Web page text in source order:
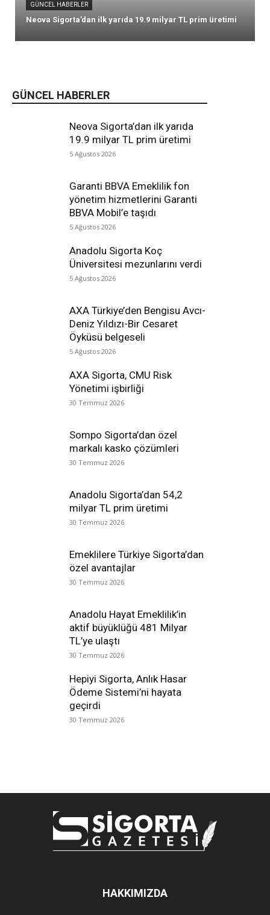
GÜNCEL HABERLER
Neova Sigorta’dan ilk yarıda
19.9 milyar TL prim üretimi
5 Ağustos 2026
Garanti BBVA Emeklilik fon
yönetim hizmetlerini Garanti
BBVA Mobil’e taşıdı
5 Ağustos 2026
Anadolu Sigorta Koç
Üniversitesi mezunlarını verdi
5 Ağustos 2026
AXA Türkiye’den Bengisu Avcı-
Deniz Yıldızı-Bir Cesaret
Öyküsü belgeseli
5 Ağustos 2026
AXA Sigorta, CMU Risk
Yönetimi işbirliği
30 Temmuz 2026
Sompo Sigorta’dan özel
markalı kasko çözümleri
30 Temmuz 2026
Anadolu Sigorta’dan 54,2
milyar TL prim üretimi
30 Temmuz 2026
Emeklilere Türkiye Sigorta’dan
özel avantajlar
30 Temmuz 2026
Anadolu Hayat Emeklilik’in
aktif büyüklüğü 481 Milyar
TL’ye ulaştı
30 Temmuz 2026
Hepiyi Sigorta, Anlık Hasar
Ödeme Sistemi’ni hayata
geçirdi
30 Temmuz 2026
GÜNCEL HABERLER
Neova Sigorta’dan ilk yarıda 19.9 milyar TL prim üretimi
HAKKIMIZDA